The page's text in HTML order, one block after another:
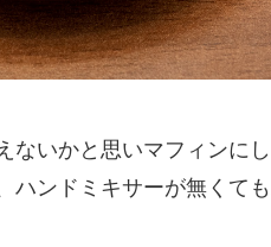
いかと思いマフィンにし
ンドミキサーが無くて